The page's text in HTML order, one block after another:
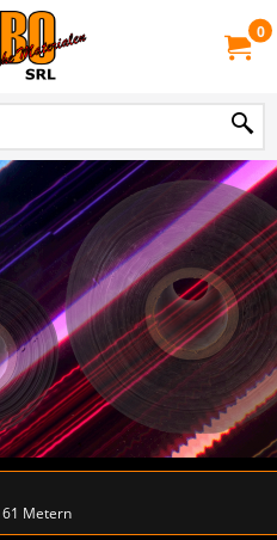
0
61 Metern